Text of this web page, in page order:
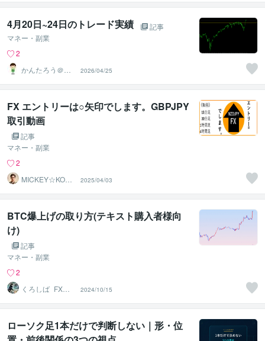
4月20日~24日のトレード実績
記事
マネー・副業
2
かんたろう＠か
んたんFX
2026/04/25
FX エントリーは○矢印でします。GBPJPY
取引動画
記事
マネー・副業
2
MICKEY☆KOM
2025/04/03
BTC爆上げの取り方(テキスト購入者様向
け)
記事
マネー・副業
2
くろしば_FXト
レーダー
2024/10/15
ローソク足1本だけで判断しない｜形・位